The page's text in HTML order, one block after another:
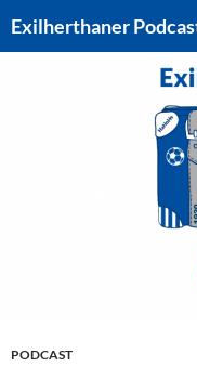
Inhalt
Exilherthaner
PODCAST